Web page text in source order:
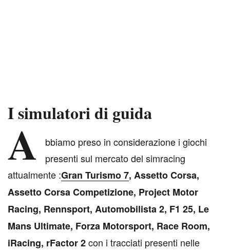
I simulatori di guida
A
bbiamo preso in considerazione i giochi
presenti sul mercato del simracing
attualmente :Gran Turismo 7, Assetto Corsa,
Assetto Corsa Competizione, Project Motor
Racing, Rennsport, Automobilista 2, F1 25, Le
Mans Ultimate, Forza Motorsport, Race Room,
iRacing, rFactor 2con i tracciati presenti nelle